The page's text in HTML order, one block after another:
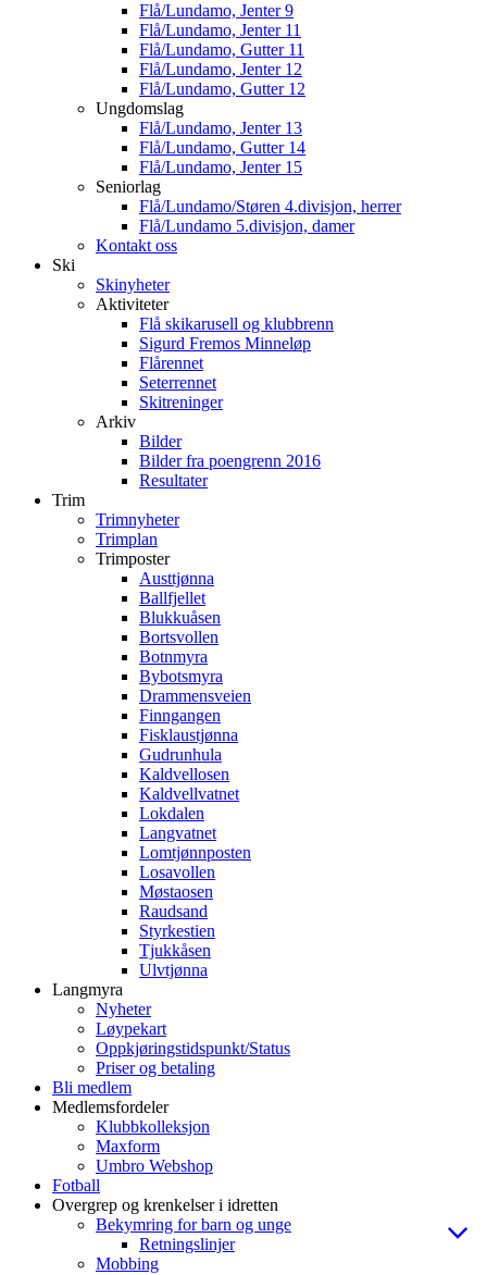
Flå/Lundamo, Jenter 9
Flå/Lundamo, Jenter 11
Flå/Lundamo, Gutter 11
Flå/Lundamo, Jenter 12
Flå/Lundamo, Gutter 12
Ungdomslag
Flå/Lundamo, Jenter 13
Flå/Lundamo, Gutter 14
Flå/Lundamo, Jenter 15
Seniorlag
Flå/Lundamo/Støren 4.divisjon, herrer
Flå/Lundamo 5.divisjon, damer
Kontakt oss
Ski
Skinyheter
Aktiviteter
Flå skikarusell og klubbrenn
Sigurd Fremos Minneløp
Flårennet
Seterrennet
Skitreninger
Arkiv
Bilder
Bilder fra poengrenn 2016
Resultater
Trim
Trimnyheter
Trimplan
Trimposter
Austtjønna
Ballfjellet
Blukkuåsen
Bortsvollen
Botnmyra
Bybotsmyra
Drammensveien
Finngangen
Fisklaustjønna
Gudrunhula
Kaldvellosen
Kaldvellvatnet
Lokdalen
Langvatnet
Lomtjønnposten
Losavollen
Møstaosen
Raudsand
Styrkestien
Tjukkåsen
Ulvtjønna
Langmyra
Nyheter
Løypekart
Oppkjøringstidspunkt/Status
Priser og betaling
Bli medlem
Medlemsfordeler
Klubbkolleksjon
Maxform
Umbro Webshop
Fotball
Overgrep og krenkelser i idretten
Bekymring for barn og unge
Retningslinjer
Mobbing